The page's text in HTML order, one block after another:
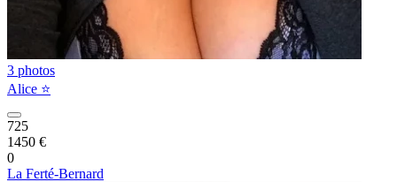
3 photos
Alice ⭐️
725
1450 €
0
La Ferté-Bernard